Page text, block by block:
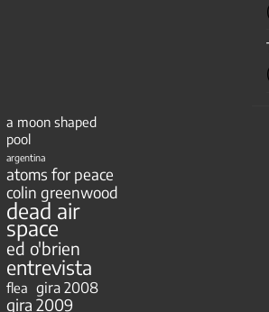
a moon shaped
pool
argentina
atoms for peace
colin greenwood
dead air
space
ed o'brien
entrevista
flea gira 2008
gira 2009